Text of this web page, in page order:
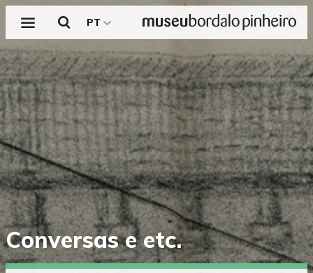
Saltar
diretamente
para
PT
Pesquisar
Menu
Conversas e etc.